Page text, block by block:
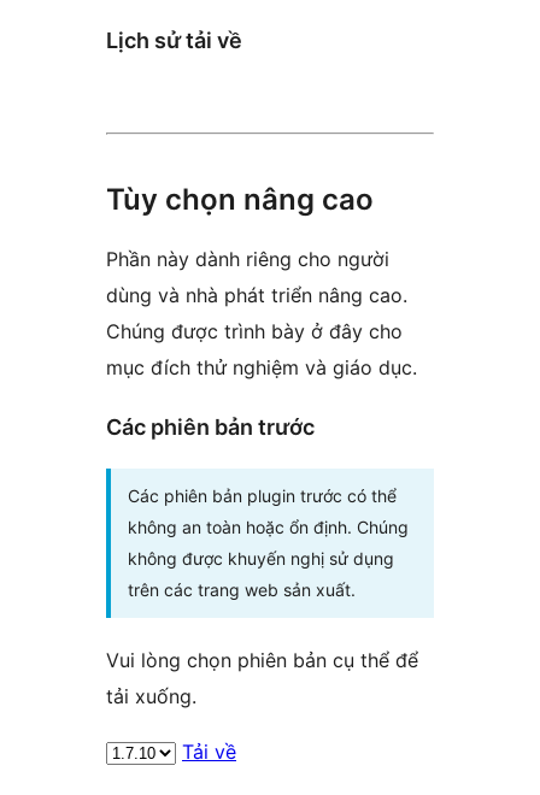
Lịch sử tải về
Tùy chọn nâng cao
Phần này dành riêng cho người
dùng và nhà phát triển nâng cao.
Chúng được trình bày ở đây cho
mục đích thử nghiệm và giáo dục.
Các phiên bản trước
Các phiên bản plugin trước có thể
không an toàn hoặc ổn định. Chúng
không được khuyến nghị sử dụng
trên các trang web sản xuất.
Vui lòng chọn phiên bản cụ thể để
tải xuống.
Tải về